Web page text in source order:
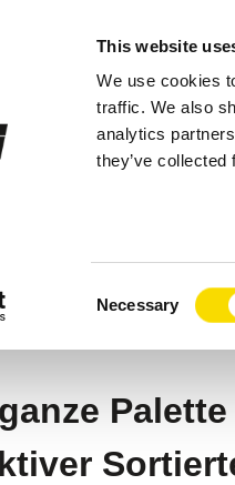
This website
We use cookies
traffic. We also
analytics
they’ve
Necessary